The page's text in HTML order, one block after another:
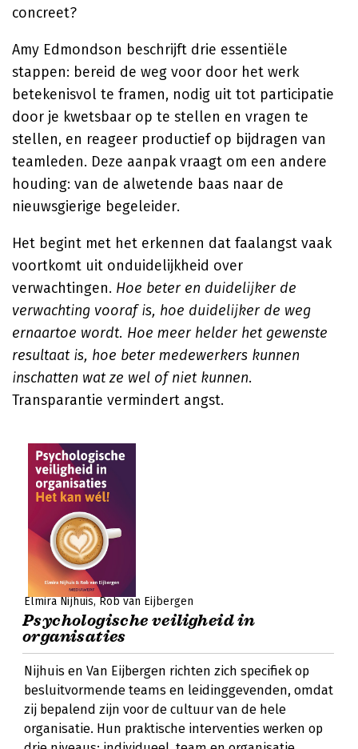
concreet?
Amy Edmondson beschrijft drie essentiële
stappen: bereid de weg voor door het werk
betekenisvol te framen, nodig uit tot participatie
door je kwetsbaar op te stellen en vragen te
stellen, en reageer productief op bijdragen van
teamleden. Deze aanpak vraagt om een andere
houding: van de alwetende baas naar de
nieuwsgierige begeleider.
Het begint met het erkennen dat faalangst vaak
voortkomt uit onduidelijkheid over
verwachtingen. Hoe beter en duidelijker de
verwachting vooraf is, hoe duidelijker de weg
ernaartoe wordt. Hoe meer helder het gewenste
resultaat is, hoe beter medewerkers kunnen
inschatten wat ze wel of niet kunnen.
Transparantie vermindert angst.
Elmira Nijhuis Rob van Eijbergen
Psychologische veiligheid in
organisaties
Nijhuis en Van Eijbergen richten zich specifiek op
besluitvormende teams en leidinggevenden, omdat
zij bepalend zijn voor de cultuur van de hele
organisatie. Hun praktische interventies werken op